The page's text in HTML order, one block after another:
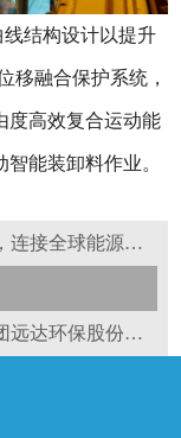
结构设计以提升
移融合保护系统，
度高效复合运动能
能装卸料作业。
上一条：乐鱼体育app下载-从西安出发，连接全球能源未来----汇川技术 50GW 储能基地正式启航
下一条：乐鱼体育app下载-国家电投集团远达环保股份有限公司拟更名